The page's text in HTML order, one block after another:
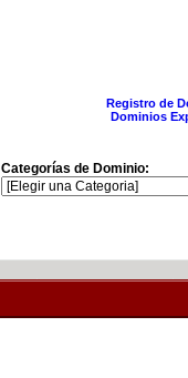
Registro de
Dominios
Categorías de Dominio: